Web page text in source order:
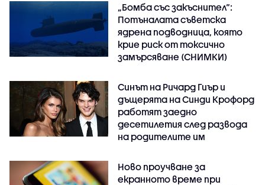
„Бомба със закъснител“:
Потъналата съветска
ядрена подводница, която
крие риск от токсично
замърсяване (СНИМКИ)
Синът на Ричард Гиър и
дъщерята на Синди Крофорд
работят заедно
десетилетия след развода
на родителите им
Ново проучване за
екранното време при